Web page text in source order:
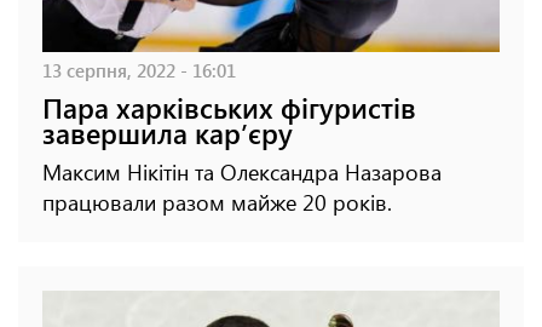
13 серпня, 2022 - 16:01
Пара харківських фігуристів
завершила карʼєру
Максим Нікітін та Олександра Назарова
працювали разом майже 20 років.